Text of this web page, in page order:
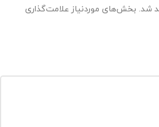
شد. بخش‌های موردنیاز علامت‌گذاری